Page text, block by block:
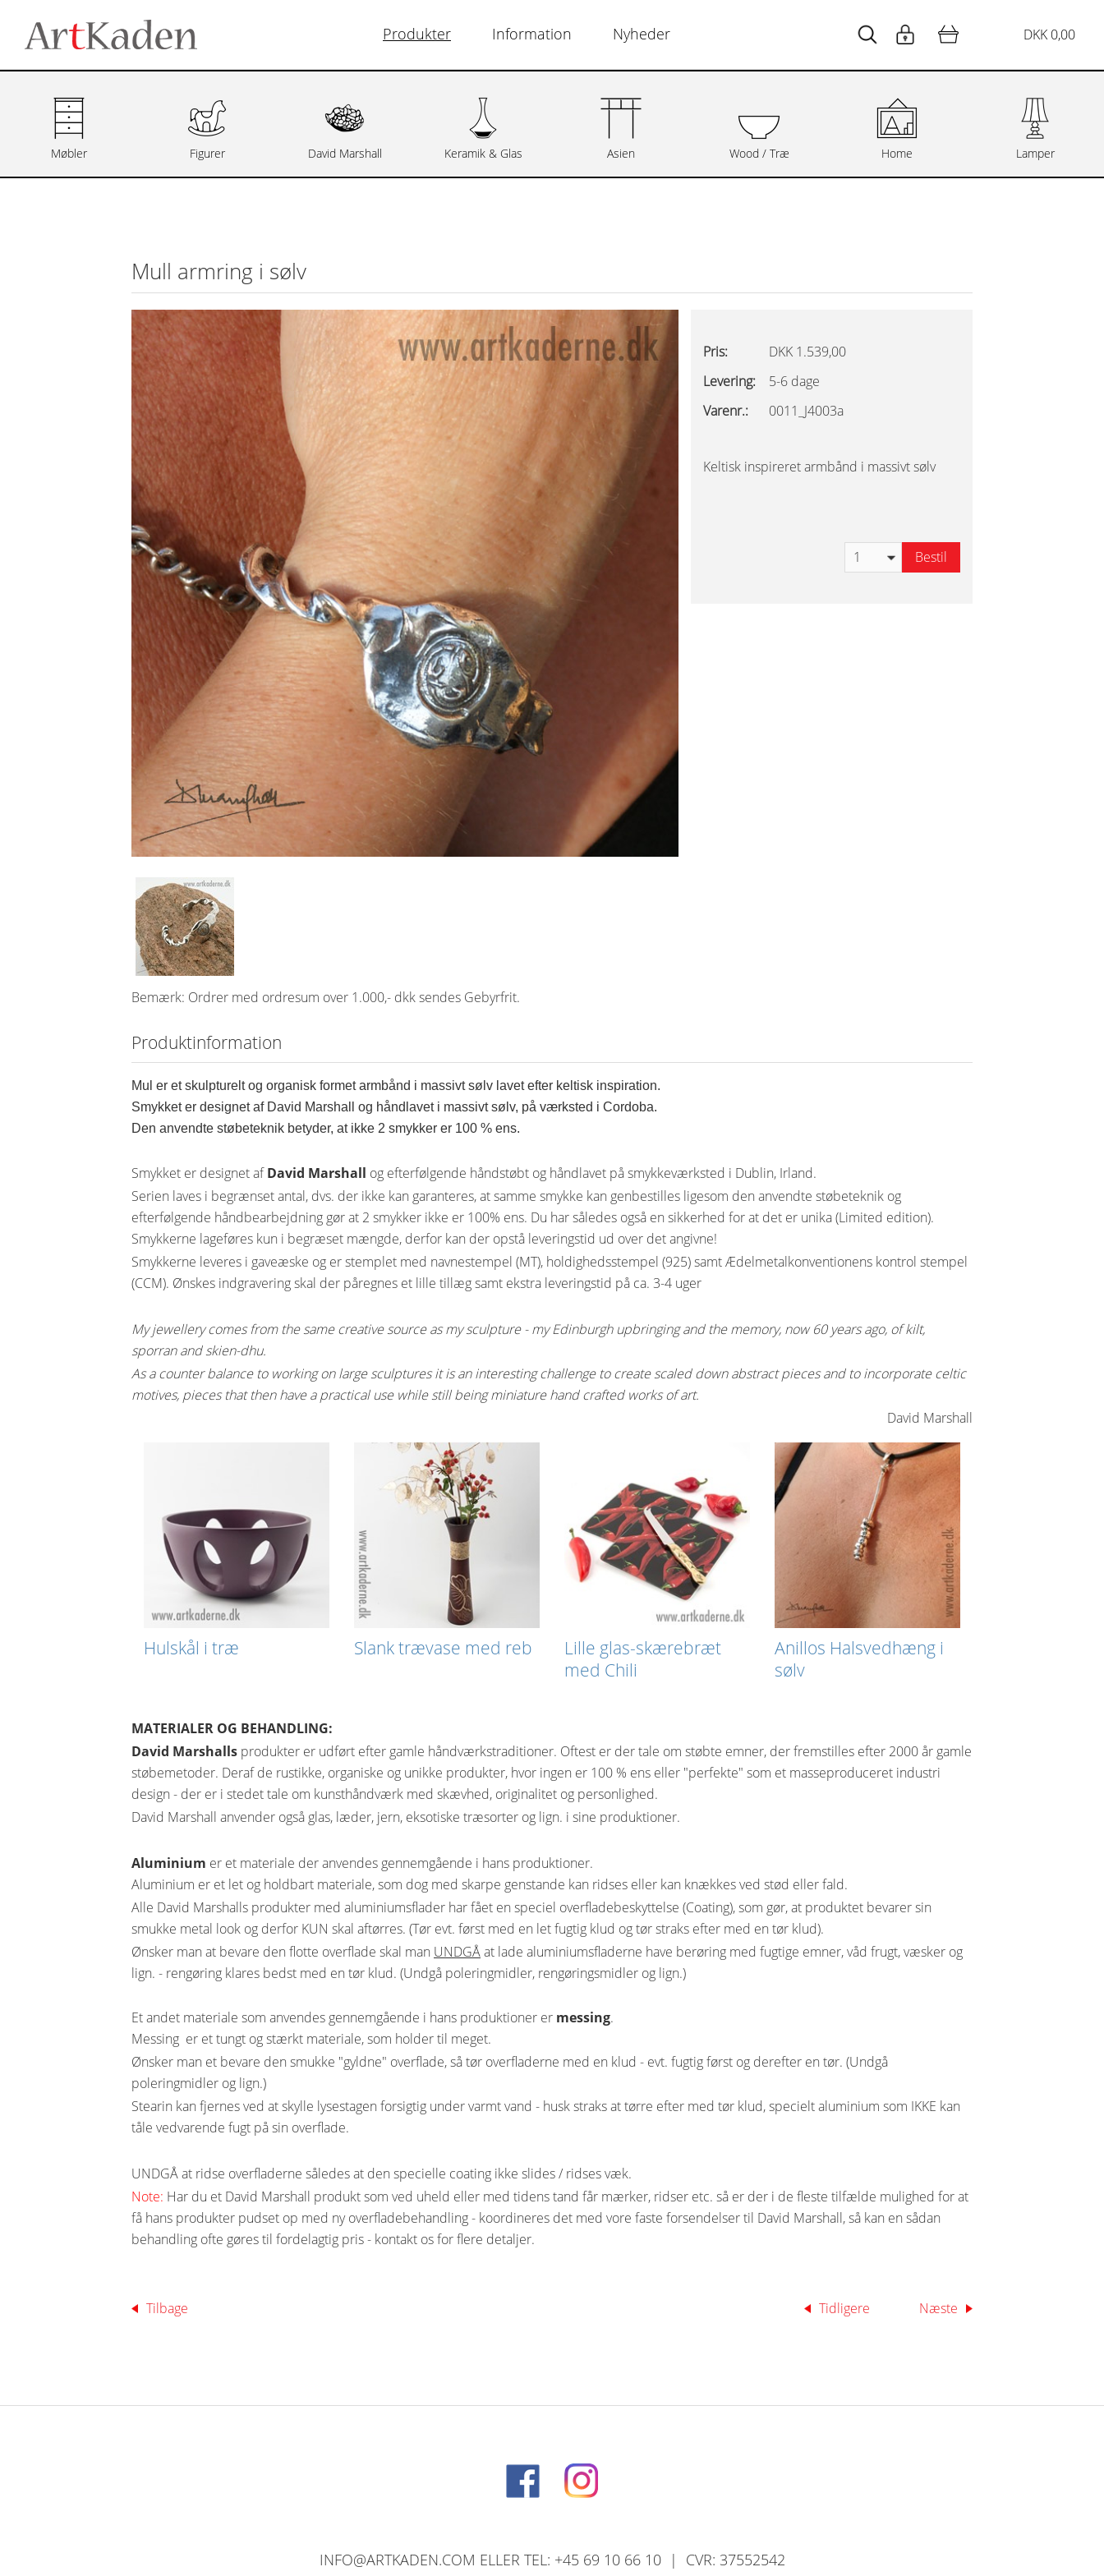
Produkter Information Nyheder DKK 0,00
Møbler Figurer David Marshall Keramik & Glas Asien Wood / Træ Home Lamper
Mull armring i sølv
Bemærk: Ordrer med ordresum over 1.000,- dkk sendes Gebyrfrit.
Pris:
DKK 1.539,00
Levering:
5-6 dage
Varenr.:
0011_J4003a
Keltisk inspireret armbånd i massivt sølv
Bestil
Produktinformation
Mul er et skulpturelt og organisk formet armbånd i massivt sølv lavet efter keltisk inspiration.
Smykket er designet af David Marshall og håndlavet i massivt sølv, på værksted i Cordoba.
Den anvendte støbeteknik betyder, at ikke 2 smykker er 100 % ens.
Smykket er designet afDavid Marshall og efterfølgende håndstøbt og håndlavet på smykkeværksted i Dublin, Irland.
Serien laves i begrænset antal, dvs. der ikke kan garanteres, at samme smykke kan genbestilles ligesom den anvendte støbeteknik og
efterfølgende håndbearbejdning gør at 2 smykker ikke er 100% ens. Du har således også en sikkerhed for at det er unika (Limited edition).
Smykkerne lageføres kun i begræset mængde, derfor kan der opstå leveringstid ud over det angivne!
Smykkerne leveres i gaveæske og er stemplet med navnestempel (MT), holdighedsstempel (925) samt Ædelmetalkonventionens kontrol stempel
(CCM). Ønskes indgravering skal der påregnes et lille tillæg samt ekstra leveringstid på ca. 3-4 uger
My jewellery comes from the same creative source as my sculpture - my Edinburgh upbringing and the memory, now 60 years ago, of kilt,
sporran and skien-dhu.
As a counter balance to working on large sculptures it is an interesting challenge to create scaled down abstract pieces and to incorporate celtic
motives, pieces that then have a practical use while still being miniature hand crafted works of art.
David Marshall
Hulskål i træ Slank trævase med reb
Lille glas-skærebræt
med Chili
Anillos Halsvedhæng i
sølv
MATERIALER OG BEHANDLING:
David Marshalls produkter er udført efter gamle håndværkstraditioner. Oftest er der tale om støbte emner, der fremstilles efter 2000 år gamle
støbemetoder. Deraf de rustikke, organiske og unikke produkter, hvor ingen er 100 % ens eller "perfekte" som et masseproduceret industri
design - der er i stedet tale om kunsthåndværk med skævhed, originalitet og personlighed.
David Marshall anvender også glas, læder, jern, eksotiske træsorter og lign. i sine produktioner.
Aluminium er et materiale der anvendes gennemgående i hans produktioner.
Aluminium er et let og holdbart materiale, som dog med skarpe genstande kan ridses eller kan knækkes ved stød eller fald.
Alle David Marshalls produkter med aluminiumsflader har fået en speciel overfladebeskyttelse (Coating), som gør, at produktet bevarer sin
smukke metal look og derfor KUN skal aftørres. (Tør evt. først med en let fugtig klud og tør straks efter med en tør klud).
Ønsker man at bevare den flotte overflade skal man UNDGÅat lade aluminiumsfladerne have berøring med fugtige emner, våd frugt, væsker og
lign. - rengøring klares bedst med en tør klud. (Undgå poleringmidler, rengøringsmidler og lign.)
Et andet materiale som anvendes gennemgående i hans produktioner er messing.
Messing er et tungt og stærkt materiale, som holder til meget.
Ønsker man et bevare den smukke "gyldne" overflade, så tør overfladerne med en klud - evt. fugtig først og derefter en tør. (Undgå
poleringmidler og lign.)
Stearin kan fjernes ved at skylle lysestagen forsigtig under varmt vand - husk straks at tørre efter med tør klud, specielt aluminium som IKKE kan
tåle vedvarende fugt på sin overflade.
UNDGÅ at ridse overfladerne således at den specielle coating ikke slides / ridses væk.
Note: Har du et David Marshall produkt som ved uheld eller med tidens tand får mærker, ridser etc. så er der i de fleste tilfælde mulighed for at
få hans produkter pudset op med ny overfladebehandling - koordineres det med vore faste forsendelser til David Marshall, så kan en sådan
behandling ofte gøres til fordelagtig pris - kontakt os for flere detaljer.
Tilbage Tidligere Næste
INFO@ARTKADEN.COM ELLER TEL: +45 69 10 66 10 | CVR: 37552542